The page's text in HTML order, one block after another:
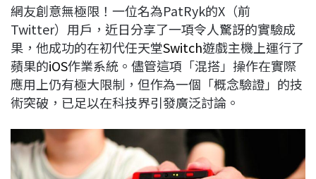
b
o
o
k
a
d
s
e
d
I
n
L
i
n
k
網友創意無極限！一位名為PatRyk的X（前
Twitter）用戶，近日分享了一項令人驚訝的實驗成
果，他成功的在初代任天堂Switch遊戲主機上運行了
蘋果的iOS作業系統。儘管這項「混搭」操作在實際
應用上仍有極大限制，但作為一個「概念驗證」的技
術突破，已足以在科技界引發廣泛討論。